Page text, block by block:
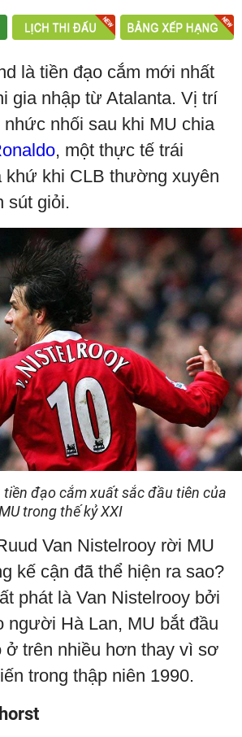
là tiền đạo cắm mới nhất
gia nhập từ Atalanta. Vị trí
nhối sau khi MU chia
, một thực tế trái
khi CLB thường xuyên
sút giỏi.
tiền đạo cắm xuất sắc đầu tiên của
trong thế kỷ XXI
Van Nistelrooy rời MU
kế cận đã thể hiện ra sao?
phát là Van Nistelrooy bởi
người Hà Lan, MU bắt đầu
ở trên nhiều hơn thay vì sơ
trong thập niên 1990.